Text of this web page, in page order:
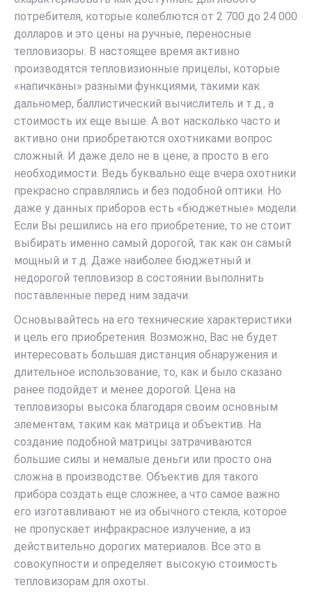
потребителя, которые колеблются от 2 700 до 24 000
долларов и это цены на ручные, переносные
тепловизоры. В настоящее время активно
производятся тепловизионные прицелы, которые
«напичканы» разными функциями, такими как
дальномер, баллистический вычислитель и т.д., а
стоимость их еще выше. А вот насколько часто и
активно они приобретаются охотниками вопрос
сложный. И даже дело не в цене, а просто в его
необходимости. Ведь буквально еще вчера охотники
прекрасно справлялись и без подобной оптики. Но
даже у данных приборов есть «бюджетные» модели.
Если Вы решились на его приобретение, то не стоит
выбирать именно самый дорогой, так как он самый
мощный и т.д. Даже наиболее бюджетный и
недорогой тепловизор в состоянии выполнить
поставленные перед ним задачи.
Основывайтесь на его технические характеристики
и цель его приобретения. Возможно, Вас не будет
интересовать большая дистанция обнаружения и
длительное использование, то, как и было сказано
ранее подойдет и менее дорогой. Цена на
тепловизоры высока благодаря своим основным
элементам, таким как матрица и объектив. На
создание подобной матрицы затрачиваются
большие силы и немалые деньги или просто она
сложна в производстве. Объектив для такого
прибора создать еще сложнее, а что самое важно
его изготавливают не из обычного стекла, которое
не пропускает инфракрасное излучение, а из
действительно дорогих материалов. Все это в
совокупности и определяет высокую стоимость
тепловизорам для охоты.